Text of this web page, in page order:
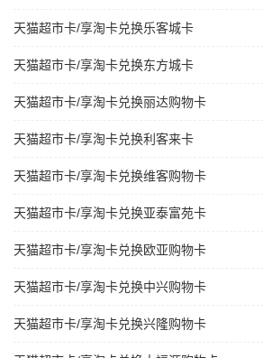
天猫超市卡/享淘卡兑换乐客城卡
天猫超市卡/享淘卡兑换东方城卡
天猫超市卡/享淘卡兑换丽达购物卡
天猫超市卡/享淘卡兑换利客来卡
天猫超市卡/享淘卡兑换维客购物卡
天猫超市卡/享淘卡兑换亚泰富苑卡
天猫超市卡/享淘卡兑换欧亚购物卡
天猫超市卡/享淘卡兑换中兴购物卡
天猫超市卡/享淘卡兑换兴隆购物卡